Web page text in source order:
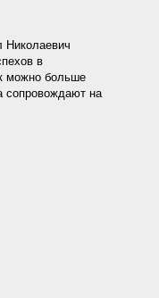
Николаевич
в
можно больше
сопровождают на